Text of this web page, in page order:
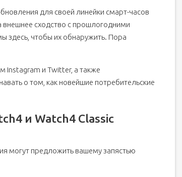
для своей линейки смарт-часов
сходство с прошлогодними
здесь, чтобы их обнаружить. Пора
Instagram и Twitter, а также
о том, как новейшие потребительские
и Watch4 Classic
могут предложить вашему запястью